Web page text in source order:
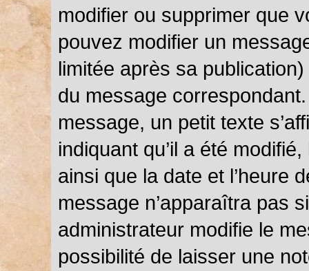
modifier ou supprimer que
pouvez modifier un
limitée après sa
du message
message, un petit texte
indiquant qu’il a été
ainsi que la date et l’heure
message n’apparaîtra pas
administrateur modifie le
possibilité de laisser une